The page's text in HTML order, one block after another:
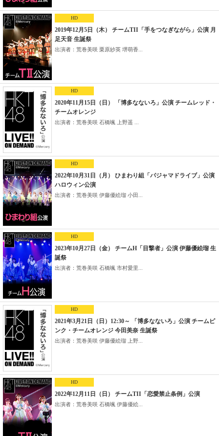
HD
2019年12月5日（木） チームTII「手をつなぎながら」公演 月
足天音 生誕祭
出演者：荒巻美咲 栗原紗英 堺萌香...
HD
2020年11月15日（日） 「博多なないろ」公演 チームレッド・
チームオレンジ
出演者：荒巻美咲 石橋颯 上野遥 ...
HD
2022年10月31日（月） ひまわり組「パジャマドライブ」公演
ハロウィン公演
出演者：荒巻美咲 伊藤優絵瑠 小田...
HD
2023年10月27日（金） チームH「目撃者」公演 伊藤優絵瑠 生
誕祭
出演者：荒巻美咲 石橋颯 市村愛里...
HD
2021年3月21日（日）12:30～ 「博多なないろ」公演 チームピ
ンク・チームオレンジ 今田美奈 生誕祭
出演者：荒巻美咲 伊藤優絵瑠 上野...
HD
2022年12月11日（日） チームTII「恋愛禁止条例」公演
出演者：荒巻美咲 石橋颯 伊藤優絵...